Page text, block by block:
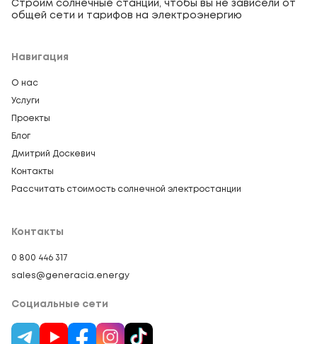
Строим солнечные станции, чтобы вы не зависели от
общей сети и тарифов на электроэнергию
Навигация
О нас
Услуги
Проекты
Блог
Дмитрий Доскевич
Контакты
Рассчитать стоимость солнечной электростанции
Контакты
0 800 446 317
sales@generacia.energy
Социальные сети